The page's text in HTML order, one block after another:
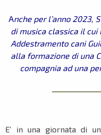
Anche per l’anno 2023,
di musica classica il
Addestramento cani
alla formazione di una
compagnia ad una
E’ in una giornata di